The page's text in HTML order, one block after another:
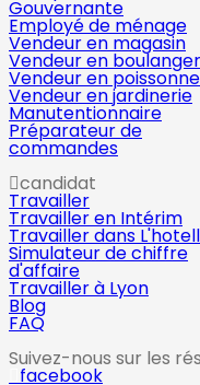
Gouvernante
Employé de ménage
Vendeur en magasin
Vendeur en
Vendeur en
Vendeur en jardinerie
Manutentionnaire
Préparateur de
commandes
candidat
Travailler
Travailler en Intérim
Travailler dans
Simulateur de chiffre
d'affaire
Travailler à Lyon
Blog
FAQ
Suivez-nous sur les
facebook